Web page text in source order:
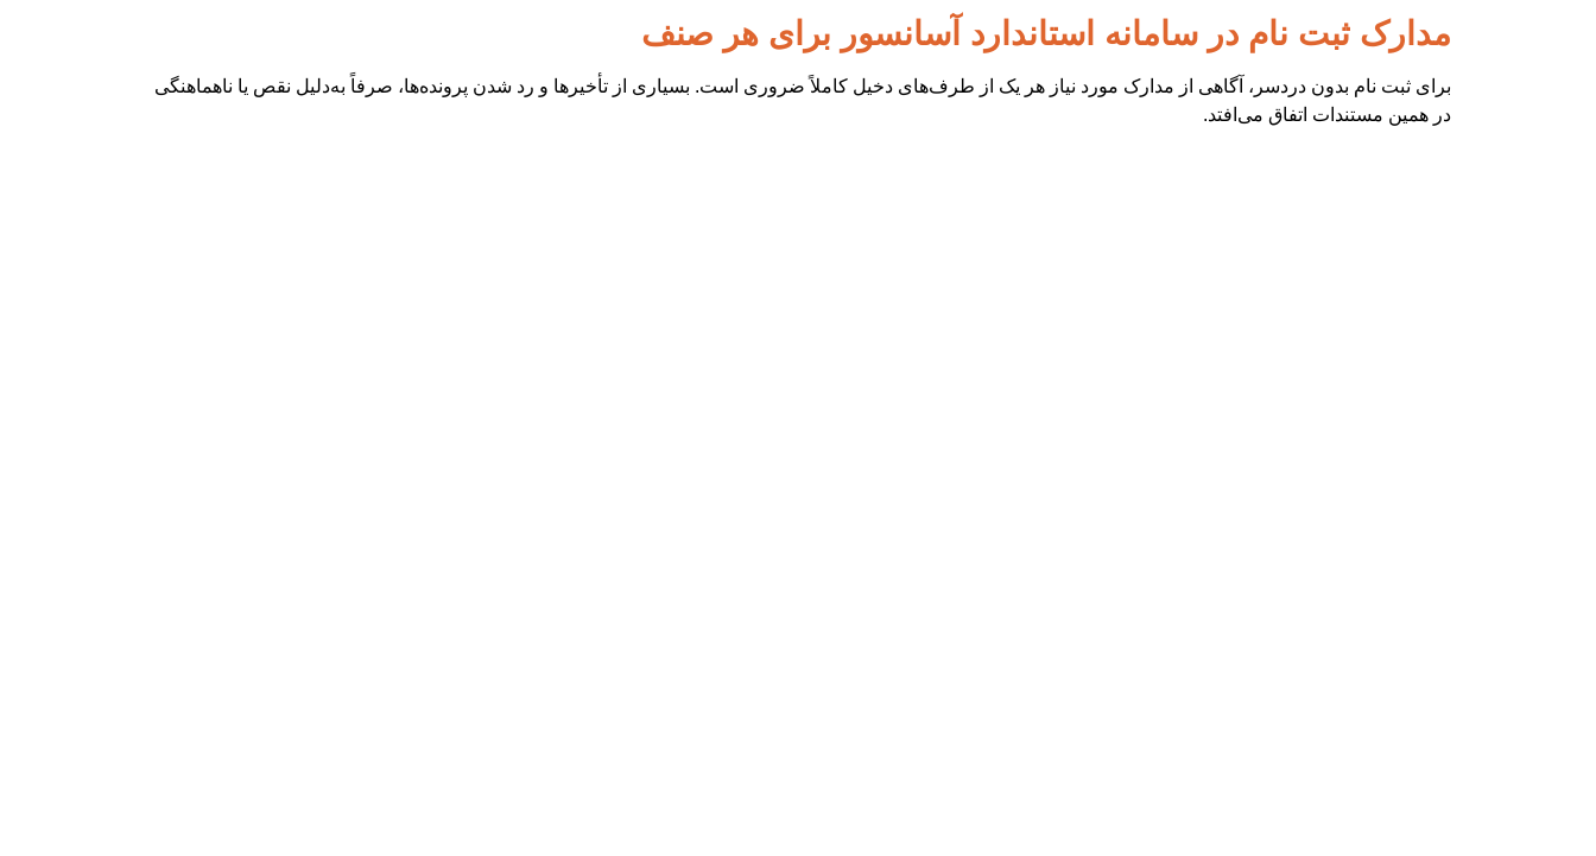
مدارک ثبت نام در سامانه استاندارد آسانسور برای هر صنف
برای ثبت نام بدون دردسر، آگاهی از مدارک مورد نیاز هر یک از طرف‌های دخیل کاملاً ضروری است. بسیاری از تأخیرها و رد شدن پرونده‌ها، صرفاً به‌دلیل نقص یا ناهماهنگی
در همین مستندات اتفاق می‌افتد.